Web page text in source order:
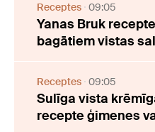
Receptes 09:05
Yanas Bruk
bagātiem vistas
Receptes 09:05
Sulīga vista
recepte ģimenes